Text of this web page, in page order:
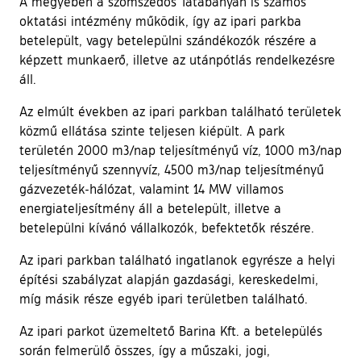
oktatási intézmény működik, így az ipari parkba
betelepült, vagy betelepülni szándékozók részére a
képzett munkaerő, illetve az utánpótlás rendelkezésre
áll.
Az elmúlt években az ipari parkban található területek
közmű ellátása szinte teljesen kiépült. A park
területén 2000 m3/nap teljesítményű víz, 1000 m3/nap
teljesítményű szennyvíz, 4500 m3/nap teljesítményű
gázvezeték-hálózat, valamint 14 MW villamos
energiateljesítmény áll a betelepült, illetve a
betelepülni kívánó vállalkozók, befektetők részére.
Az ipari parkban található ingatlanok egyrésze a helyi
építési szabályzat alapján gazdasági, kereskedelmi,
míg másik része egyéb ipari területben található.
Az ipari parkot üzemeltető Barina Kft. a betelepülés
során felmerülő összes, így a műszaki, jogi,